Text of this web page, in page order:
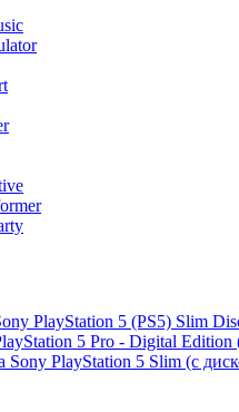
PlayStation 5 (PS5) Slim
5 Pro - Digital
Sony PlayStation 5 Slim (с